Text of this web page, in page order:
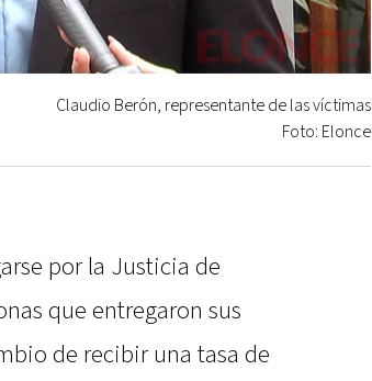
Claudio Berón, representante de las víctimas
Foto: Elonce
por la Justicia de
que entregaron sus
de recibir una tasa de